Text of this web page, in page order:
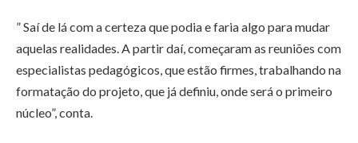
” Saí de lá com a certeza que podia e faria algo para mudar
aquelas realidades. A partir daí, começaram as reuniões com
especialistas pedagógicos, que estão firmes, trabalhando na
formatação do projeto, que já definiu, onde será o primeiro
núcleo”, conta.